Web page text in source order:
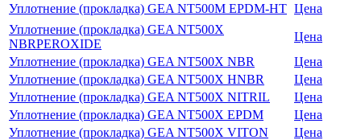
Уплотнение (прокладка) GEA NT500M EPDM-HT Цена
Уплотнение (прокладка) GEA NT500X
NBRPEROXIDE
Цена
Уплотнение (прокладка) GEA NT500X NBR
Цена
Уплотнение (прокладка) GEA NT500X HNBR
Цена
Уплотнение (прокладка) GEA NT500X NITRIL
Цена
Уплотнение (прокладка) GEA NT500X EPDM
Цена
Уплотнение (прокладка) GEA NT500X VITON
Цена